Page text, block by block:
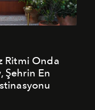
Ritmi Onda
Şehrin En